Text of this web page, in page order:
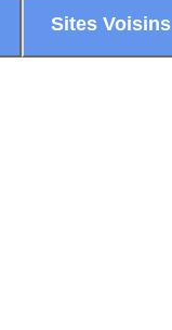
Sites Voisins